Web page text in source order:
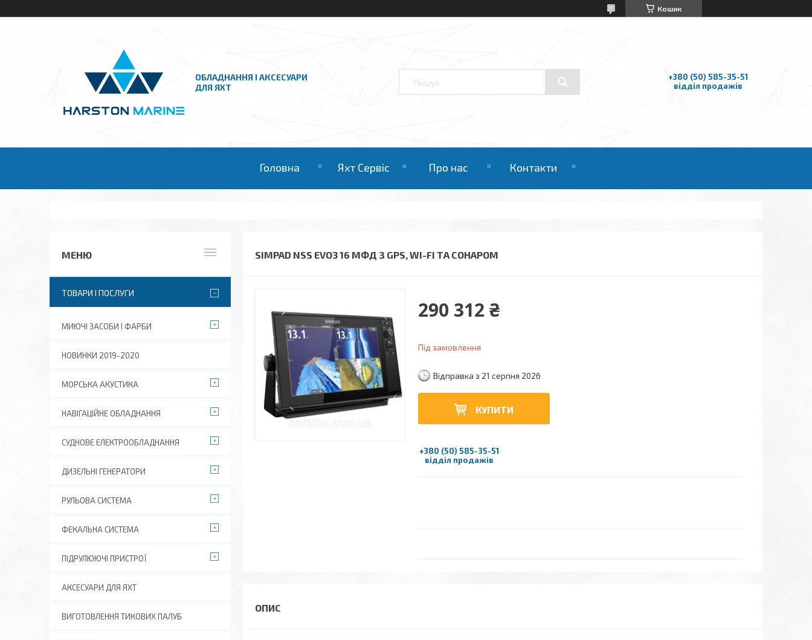
Кошик
ОБЛАДНАННЯ І АКСЕСУАРИ
ДЛЯ ЯХТ
+380 (50) 585-35-51
відділ продажів
Головна Яхт Сервіс Про нас Контакти
SIMPAD NSS EVO3 16 МФД З GPS, WI-FI ТА СОНАРОМ
290 312 ₴
Під замовлення
Відправка з 21 серпня 2026
КУПИТИ
+380 (50) 585-35-51
відділ продажів
ТОВАРИ І ПОСЛУГИ
МИЮЧІ ЗАСОБИ І ФАРБИ
НОВИНКИ 2019-2020
МОРСЬКА АКУСТИКА
НАВІГАЦІЙНЕ ОБЛАДНАННЯ
СУДНОВЕ ЕЛЕКТРООБЛАДНАННЯ
ДИЗЕЛЬНІ ГЕНЕРАТОРИ
РУЛЬОВА СИСТЕМА
ФЕКАЛЬНА СИСТЕМА
ПІДРУЛЮЮЧІ ПРИСТРОЇ
АКСЕСУАРИ ДЛЯ ЯХТ
ВИГОТОВЛЕННЯ ТИКОВИХ ПАЛУБ